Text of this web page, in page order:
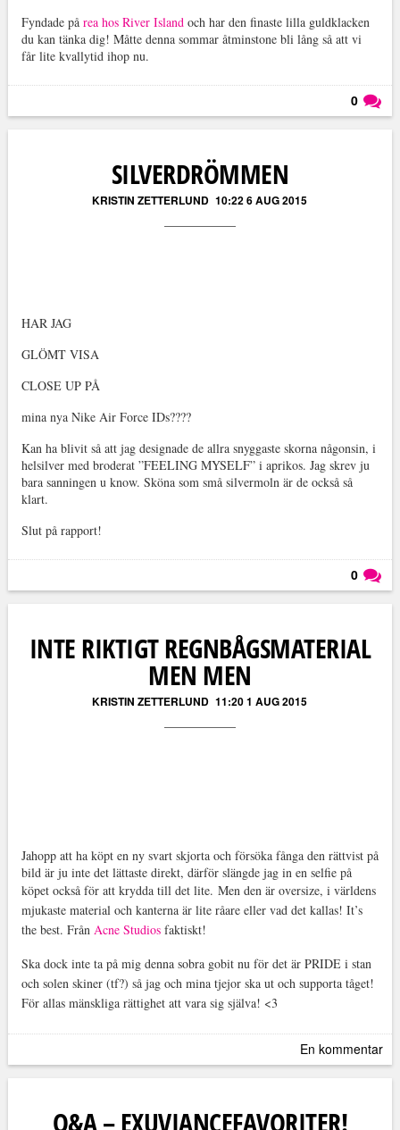
Fyndade på rea hos River Islandoch har den finaste lilla guldklacken
du kan tänka dig! Måtte denna sommar åtminstone bli lång så att vi
får lite kvallytid ihop nu.
0
SILVERDRÖMMEN
KRISTIN ZETTERLUND 10:22 6 AUG 2015
HAR JAG
GLÖMT VISA
CLOSE UP PÅ
mina nya Nike Air Force IDs????
Kan ha blivit så att jag designade de allra snyggaste skorna någonsin, i
helsilver med broderat ”FEELING MYSELF” i aprikos. Jag skrev ju
bara sanningen u know. Sköna som små silvermoln är de också så
klart.
Slut på rapport!
0
INTE RIKTIGT REGNBÅGSMATERIAL
MEN MEN
KRISTIN ZETTERLUND 11:20 1 AUG 2015
Jahopp att ha köpt en ny svart skjorta och försöka fånga den rättvist på
bild är ju inte det lättaste direkt, därför slängde jag in en selfie på
köpet också för att krydda till det lite. Men den är oversize, i världens
mjukaste material och kanterna är lite råare eller vad det kallas! It’s
the best. Från Acne Studiosfaktiskt!
Ska dock inte ta på mig denna sobra gobit nu för det är PRIDE i stan
och solen skiner (tf?) så jag och mina tjejor ska ut och supporta tåget!
För allas mänskliga rättighet att vara sig själva! <3
En kommentar
Q&A – EXUVIANCEFAVORITER!